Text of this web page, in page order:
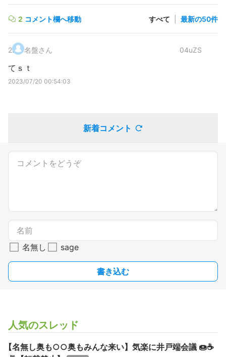
2 コメント欄へ移動 すべて 最新の50件
2. 名盤さん 04uZS
てｓｔ
2023/07/20 00:54:03
新着コメント
名無し sage
書き込む
人気のスレッド
【名無し奥も○○奥もみんな来い】気楽に井戸端会議 🍩☕️